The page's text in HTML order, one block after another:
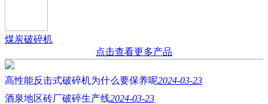
煤炭破碎机
点击查看更多产品
高性能反击式破碎机为什么要保养呢2024-03-23
酒泉地区砖厂破碎生产线2024-03-23